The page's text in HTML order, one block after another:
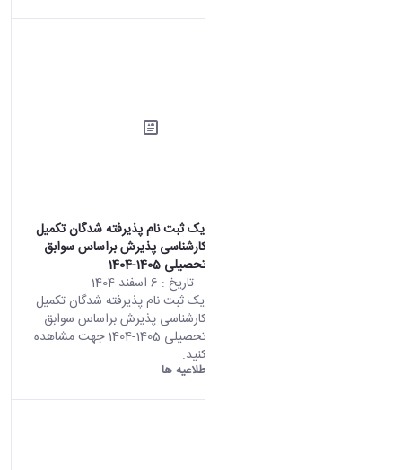
اطلاعیه شماره یک ثبت نام پذیرفته شدگان تکمیل
ظرفیت مقطع کارشناسی پذیرش براساس سوابق
تحصیلی سال تحصیلی 1405-1404
- تاریخ : 6 اسفند 1404
اطلاعیه شماره یک ثبت نام پذیرفته شدگان تکمیل
ظرفیت مقطع کارشناسی پذیرش براساس سوابق
تحصیلی سال تحصیلی 1405-1404 جهت مشاهده
اطلاعیه کلیک کنید.
اطلاعیه ها